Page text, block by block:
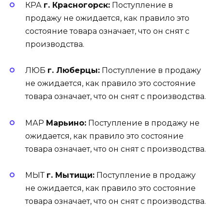
КРА г. Красногорск: Поступление в
продажу не ожидается, как правило это
состояние товара означает, что он снят с
производства.
ЛЮБ г. Люберцы: Поступление в продажу
не ожидается, как правило это состояние
товара означает, что он снят с производства.
МАР Марьино: Поступление в продажу не
ожидается, как правило это состояние
товара означает, что он снят с производства.
МЫТ г. Мытищи: Поступление в продажу
не ожидается, как правило это состояние
товара означает, что он снят с производства.